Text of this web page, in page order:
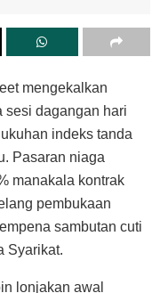
mengekalkan
sesi dagangan hari
indeks tanda
Pasaran niaga
manakala kontrak
pembukaan
sambutan cuti
Syarikat.
lonjakan awal